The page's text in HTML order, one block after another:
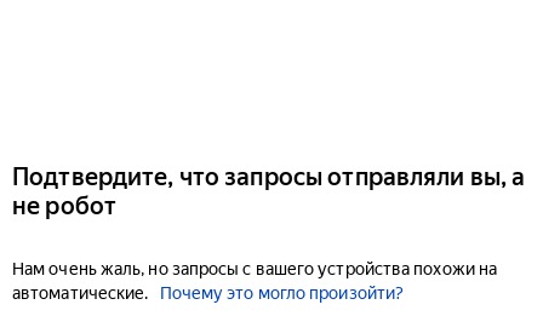
Подтвердите, что запросы отправляли вы, а
не робот
Нам очень жаль, но запросы с вашего устройства похожи на
автоматические.
Почему это могло произойти?